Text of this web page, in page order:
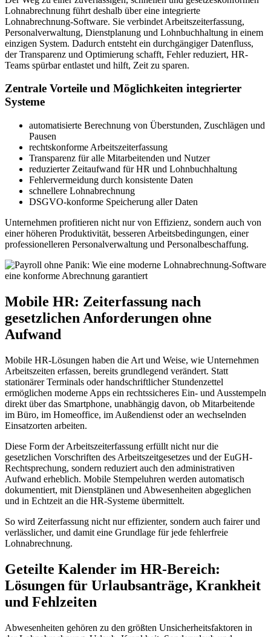
Lohnabrechnung führt deshalb über eine integrierte
Lohnabrechnung-Software. Sie verbindet Arbeitszeiterfassung,
Personalverwaltung, Dienstplanung und Lohnbuchhaltung in einem
einzigen System. Dadurch entsteht ein durchgängiger Datenfluss,
der Transparenz und Optimierung schafft, Fehler reduziert, HR-
Teams spürbar entlastet und hilft, Zeit zu sparen.
Zentrale Vorteile und Möglichkeiten integrierter
Systeme
automatisierte Berechnung von Überstunden, Zuschlägen und
Pausen
rechtskonforme Arbeitszeiterfassung
Transparenz für alle Mitarbeitenden und Nutzer
reduzierter Zeitaufwand für HR und Lohnbuchhaltung
Fehlervermeidung durch konsistente Daten
schnellere Lohnabrechnung
DSGVO-konforme Speicherung aller Daten
Unternehmen profitieren nicht nur von Effizienz, sondern auch von
einer höheren Produktivität, besseren Arbeitsbedingungen, einer
professionelleren Personalverwaltung und Personalbeschaffung.
Mobile HR: Zeiterfassung nach
gesetzlichen Anforderungen ohne
Aufwand
Mobile HR-Lösungen haben die Art und Weise, wie Unternehmen
Arbeitszeiten erfassen, bereits grundlegend verändert. Statt
stationärer Terminals oder handschriftlicher Stundenzettel
ermöglichen moderne Apps ein rechtssicheres Ein- und Ausstempeln
direkt über das Smartphone, unabhängig davon, ob Mitarbeitende
im Büro, im Homeoffice, im Außendienst oder an wechselnden
Einsatzorten arbeiten.
Diese Form der Arbeitszeiterfassung erfüllt nicht nur die
gesetzlichen Vorschriften des Arbeitszeitgesetzes und der EuGH-
Rechtsprechung, sondern reduziert auch den administrativen
Aufwand erheblich. Mobile Stempeluhren werden automatisch
dokumentiert, mit Dienstplänen und Abwesenheiten abgeglichen
und in Echtzeit an die HR-Systeme übermittelt.
So wird Zeiterfassung nicht nur effizienter, sondern auch fairer und
verlässlicher, und damit eine Grundlage für jede fehlerfreie
Lohnabrechnung.
Geteilte Kalender im HR-Bereich:
Lösungen für Urlaubsanträge, Krankheit
und Fehlzeiten
Abwesenheiten gehören zu den größten Unsicherheitsfaktoren in